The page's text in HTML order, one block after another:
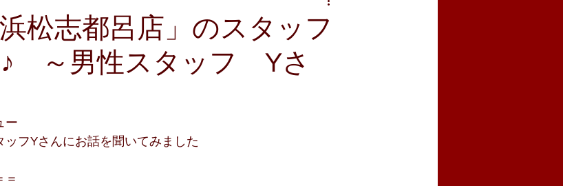
スタッフインタビュー
店 浜松志都呂店 掛川店 浜岡店 カラオケ
松志都呂店」のスタッフ
♪ ～男性スタッフ Yさ
ー
フYさんにお話を聞いてみました
＝